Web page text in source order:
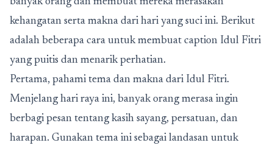
kehangatan serta makna dari hari yang suci ini. Berikut
adalah beberapa cara untuk membuat caption Idul Fitri
yang puitis dan menarik perhatian.
Pertama, pahami tema dan makna dari Idul Fitri.
Menjelang hari raya ini, banyak orang merasa ingin
berbagi pesan tentang kasih sayang, persatuan, dan
harapan. Gunakan tema ini sebagai landasan untuk